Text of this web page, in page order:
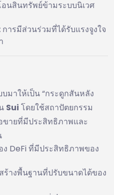
อนสินทรัพย์ข้ามระบบนิเวศ
การมีส่วนร่วมที่ได้รับแรงจูงใจ
มาให้เป็น “กระดูกสันหลัง
Sui โดยใช้สถาปัตยกรรม
ขายที่มีประสิทธิภาพและ
ง DeFi ที่มีประสิทธิภาพของ
ร้างพื้นฐานที่ปรับขนาดได้ของ